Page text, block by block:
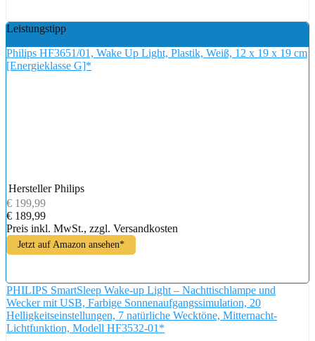
Leistungstipp
Philips HF3651/01, Wake Up Light, Plastik, Weiß, 12 x 19 x 19 cm
[Energieklasse G]*
Hersteller Philips
€ 199,99
€ 189,99
Preis inkl. MwSt., zzgl. Versandkosten
Jetzt auf Amazon ansehen*
PHILIPS SmartSleep Wake-up Light – Nachttischlampe und
Wecker mit USB, Farbige Sonnenaufgangssimulation, 20
Helligkeitseinstellungen, 7 natürliche Wecktöne, Mitternacht-
Lichtfunktion, Modell HF3532-01*